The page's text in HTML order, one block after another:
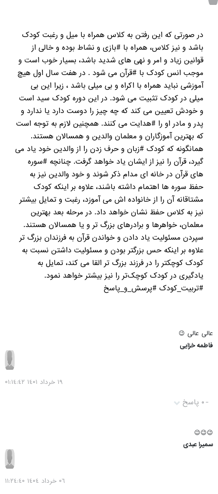
در صورتی که این رفتن به کلاس همراه با میل و رغبت کودک
باشد و نیز کلاس، همراه با #بازی و نشاط بوده و خالی از
قوانین زیاد و امر و نهی های شدید باشد، بسیار خوب است و
موجب انس کودک با #قرآن می شود . در هفت سال اول هیچ
آموزشی نباید همراه با اکراه و بی میلی باشد ، زیرا این بی
میلی در کودک تثبیت می شود. در این دوره کودک سید است
و خودش تعیین می کند که چه چیز را دوست دارد یا ندارد و
پدر و مادر او را #هدایت می کنند. همچنین لازم به توجه است
که بهترین آموزگاران و معلمان والدین و همسالان هستند.
همانگونه که کودک #زبان و حرف زدن را از والدین خود یاد می
گیرد، قرآن را نیز از ایشان یاد خواهد گرفت. چنانچه #سوره
های قرآن در خانه ای مدام ذکر شوند و خود والدین نیز به
حفظ سوره ها اهتمام داشته باشند، علاوه بر اینکه کودک
مشتاقانه آن را از خانواده اش می آموزد، رغبت و تمایل بیشتر
نیز به کلاس حفظ نشان خواهد داد. در مرحله بعد بهترین
معلمان، خواهرها و برادرهای بزرگ تر و یا همسالان هستند.
سپردن مسئولیت یاد دادن و خواندن قرآن به فرزندان بزرگ تر
علاوه بر اینکه حس بزرگتر بودن و مسئولیت داشتن نسبت به
کودک کوچکتر را در فرزند بزرگ تر القا می کند، تمایل به
یادگیری در کودک کوچک‌تر را نیز بیشتر خواهد نمود.
#تربیت_کودک #پرسش_و_پاسخ
عالی عالی 😉
فاطمه خزایی
١٩ خرداد ١٤۰١ ۰١:١٤:٤٢
-۰ پاسخ
😉😉😉
سمیرا عبدی
۰٦ خرداد ١٤۰٤ ١١:٢٤:٤۰